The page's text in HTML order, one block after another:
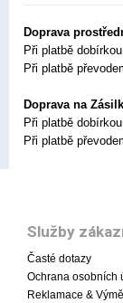
Doprava
Při platbě
Při platbě
Doprava na
Při platbě
Při platbě
Služby
Časté dotazy
Ochrana osobních
Reklamace &